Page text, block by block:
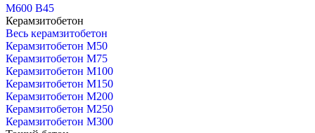
М600 В45
Керамзитобетон
Весь керамзитобетон
Керамзитобетон М50
Керамзитобетон М75
Керамзитобетон М100
Керамзитобетон М150
Керамзитобетон М200
Керамзитобетон М250
Керамзитобетон М300